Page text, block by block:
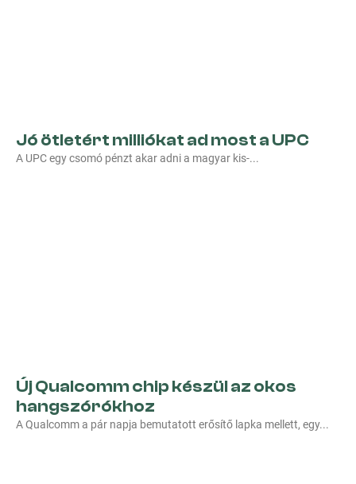
Jó ötletért milliókat ad most a UPC
A UPC egy csomó pénzt akar adni a magyar kis-
Új Qualcomm chip készül az okos
hangszórókhoz
A Qualcomm a pár napja bemutatott erősítő lapka mellett, egy